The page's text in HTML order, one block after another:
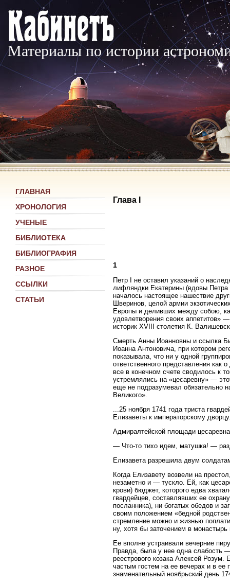
Материалы по истории
ГЛАВНАЯ
ХРОНОЛОГИЯ
УЧЕНЫЕ
БИБЛИОТЕКА
БИБЛИОГРАФИЯ
РАЗНОЕ
ССЫЛКИ
СТАТЬИ
Глава I
1
Петр I не оставил указаний о
лифляндки Екатерины (вдовы
началось настоящее нашествие
Шверинов, целой армии
Европы и деливших между собою,
удовлетворения своих аппетитов»
историк XVIII столетия К.
Смерть Анны Иоанновны и ссылка
Иоанна Антоновича, при котором
показывала, что ни у одной
ответственного представления
все в конечном счете сводилось к
устремлялись на «цесаревну» —
еще не подразумевал обязательно
Великого».
...25 ноября 1741 года триста
Елизаветы к императорскому
Адмиралтейской площади
— Что-то тихо идем, матушка! —
Елизавета разрешила двум
Когда Елизавету возвели на
незаметно и — тускло. Ей, как
крови) бюджет, которого едва
гвардейцев, составлявших ее
посланника), ни богатых обедов и
своим положением «бедной
стремление можно и жизнью
ну, хотя бы заточением в
Ее вполне устраивали вечерние
Правда, была у нее одна слабость
реестрового козака Алексей
частым гостем на ее вечерах и в ее
знаменательный ноябрьский день